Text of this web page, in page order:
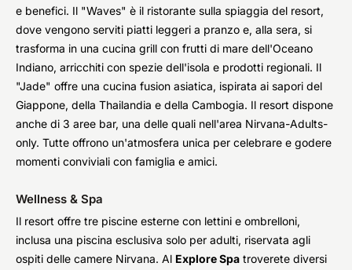
e benefici. Il "Waves" è il ristorante sulla spiaggia del resort,
dove vengono serviti piatti leggeri a pranzo e, alla sera, si
trasforma in una cucina grill con frutti di mare dell'Oceano
Indiano, arricchiti con spezie dell'isola e prodotti regionali. Il
"Jade" offre una cucina fusion asiatica, ispirata ai sapori del
Giappone, della Thailandia e della Cambogia. Il resort dispone
anche di 3 aree bar, una delle quali nell'area Nirvana-Adults-
only. Tutte offrono un'atmosfera unica per celebrare e godere
momenti conviviali con famiglia e amici.
Wellness & Spa
Il resort offre tre piscine esterne con lettini e ombrelloni,
inclusa una piscina esclusiva solo per adulti, riservata agli
ospiti delle camere Nirvana. Al Explore Spa troverete diversi